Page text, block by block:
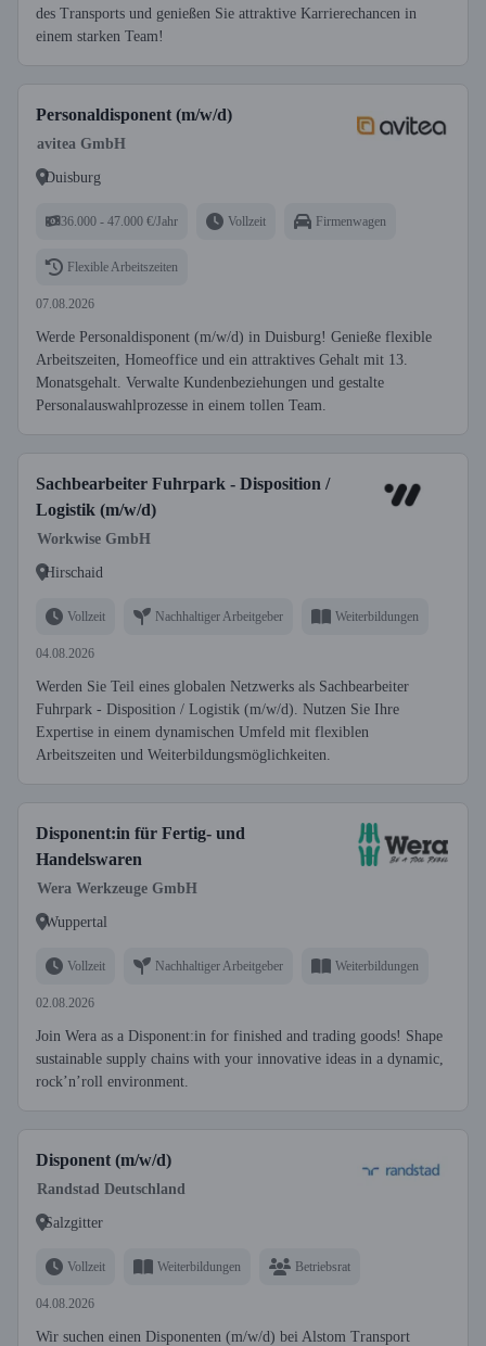
des Transports und genießen Sie attraktive Karrierechancen in
einem starken Team!
Personaldisponent (m/w/d)
avitea GmbH
Duisburg
36.000 - 47.000 €/Jahr Vollzeit Firmenwagen
Flexible Arbeitszeiten
07.08.2026
Werde Personaldisponent (m/w/d) in Duisburg! Genieße flexible
Arbeitszeiten, Homeoffice und ein attraktives Gehalt mit 13.
Monatsgehalt. Verwalte Kundenbeziehungen und gestalte
Personalauswahlprozesse in einem tollen Team.
Sachbearbeiter Fuhrpark - Disposition /
Logistik (m/w/d)
Workwise GmbH
Hirschaid
Vollzeit Nachhaltiger Arbeitgeber Weiterbildungen
04.08.2026
Werden Sie Teil eines globalen Netzwerks als Sachbearbeiter
Fuhrpark - Disposition / Logistik (m/w/d). Nutzen Sie Ihre
Expertise in einem dynamischen Umfeld mit flexiblen
Arbeitszeiten und Weiterbildungsmöglichkeiten.
Disponent:in für Fertig- und
Handelswaren
Wera Werkzeuge GmbH
Wuppertal
Vollzeit Nachhaltiger Arbeitgeber Weiterbildungen
02.08.2026
Join Wera as a Disponent:in for finished and trading goods! Shape
sustainable supply chains with your innovative ideas in a dynamic,
rock’n’roll environment.
Disponent (m/w/d)
Randstad Deutschland
Salzgitter
Vollzeit Weiterbildungen Betriebsrat
04.08.2026
Wir suchen einen Disponenten (m/w/d) bei Alstom Transport